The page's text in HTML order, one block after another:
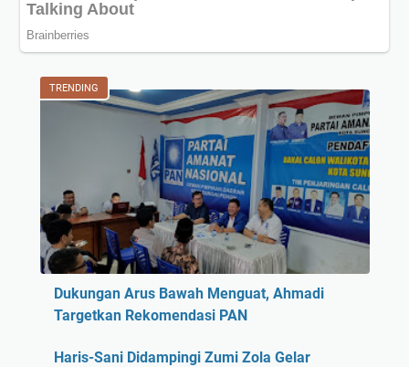
TRENDING
Dukungan Arus Bawah Menguat, Ahmadi
Targetkan Rekomendasi PAN
Haris-Sani Didampingi Zumi Zola Gelar